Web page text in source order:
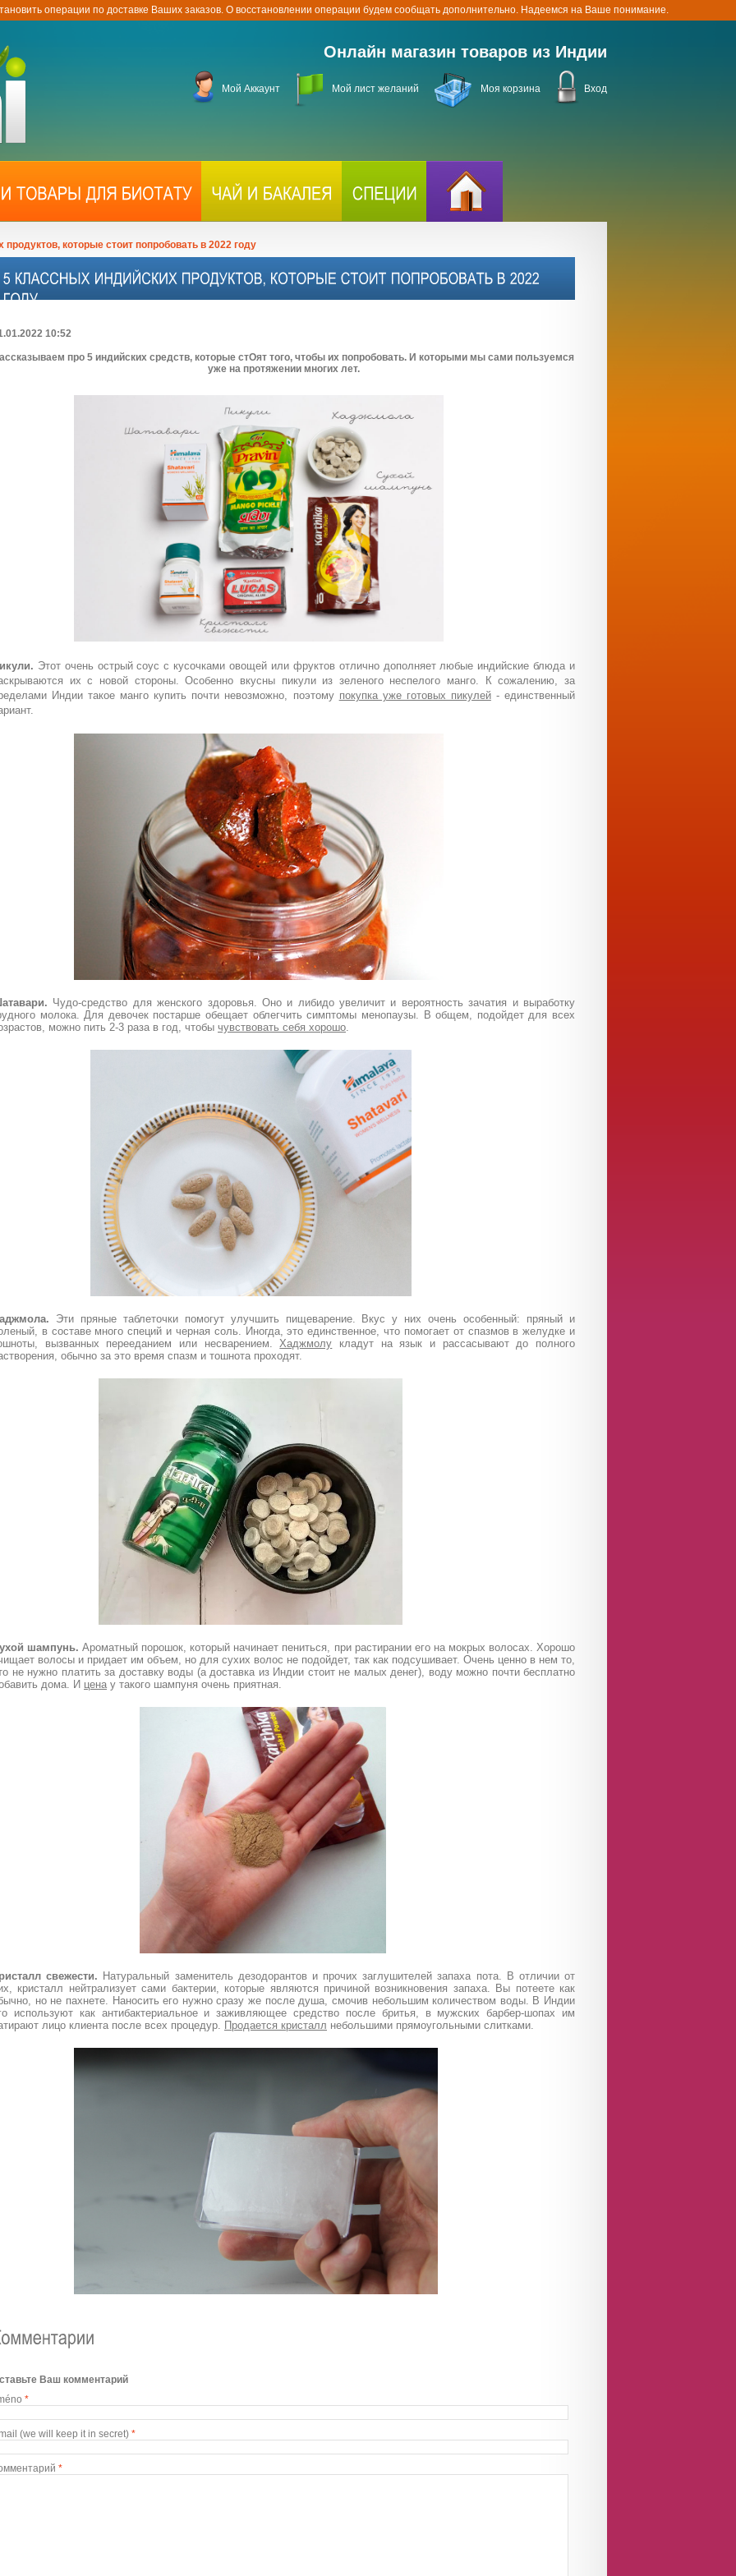
операции по доставке Ваших заказов. О восстановлении операции будем сообщать дополнительно. Надеемся на Ваше понимание.
Онлайн магазин товаров из Индии
Мой Аккаунт Мой лист желаний Моя корзина Вход
которые стоит попробовать в 2022 году
10:52
про 5 индийских средств, которые стОят того, чтобы их попробовать. И которыми мы сами пользуемся
уже на протяжении многих лет.
Этот очень острый соус с кусочками овощей или фруктов отлично дополняет любые индийские блюда и
их с новой стороны. Особенно вкусны пикули из зеленого неспелого манго. К сожалению, за
Индии такое манго купить почти невозможно, поэтому покупка уже готовых пикулей- единственный
Чудо-средство для женского здоровья. Оно и либидо увеличит и вероятность зачатия и выработку
молока. Для девочек постарше обещает облегчить симптомы менопаузы. В общем, подойдет для всех
можно пить 2-3 раза в год, чтобы чувствовать себя хорошо.
Эти пряные таблеточки помогут улучшить пищеварение. Вкус у них очень особенный: пряный и
в составе много специй и черная соль. Иногда, это единственное, что помогает от спазмов в желудке и
вызванных перееданием или несварением.Хаджмолу кладут на язык и рассасывают до полного
обычно за это время спазм и тошнота проходят.
шампунь. Ароматный порошок, который начинает пениться, при растирании его на мокрых волосах. Хорошо
волосы и придает им объем, но для сухих волос не подойдет, так как подсушивает. Очень ценно в нем то,
не нужно платить за доставку воды (а доставка из Индии стоит не малых денег), воду можно почти бесплатно
дома. И цена у такого шампуня очень приятная.
свежести. Натуральный заменитель дезодорантов и прочих заглушителей запаха пота. В отличии от
кристалл нейтрализует сами бактерии, которые являются причиной возникновения запаха. Вы потеете как
но не пахнете. Наносить его нужно сразу же после душа, смочив небольшим количеством воды. В Индии
используют как антибактериальное и заживляющее средство после бритья, в мужских барбер-шопах им
лицо клиента после всех процедур. Продается кристалл небольшими прямоугольными слитками.
Ваш комментарий
*
(we will keep it in secret) *
*